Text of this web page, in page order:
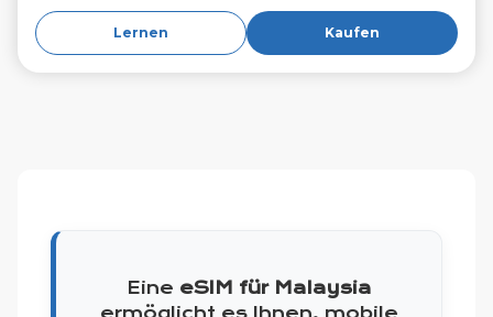
Lernen Kaufen
Eine eSIM für Malaysia